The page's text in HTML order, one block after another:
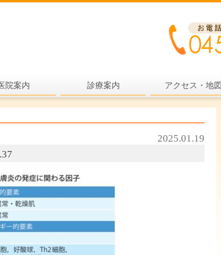
院案内 診療案内
内科一般
健康診断
プライマリ・ケア
老年医療
アクセス・地図
2025.01.19